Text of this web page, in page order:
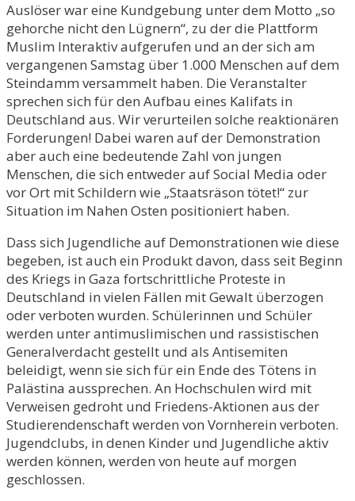
Auslöser war eine Kundgebung unter dem Motto „so
gehorche nicht den Lügnern“, zu der die Plattform
Muslim Interaktiv aufgerufen und an der sich am
vergangenen Samstag über 1.000 Menschen auf dem
Steindamm versammelt haben. Die Veranstalter
sprechen sich für den Aufbau eines Kalifats in
Deutschland aus. Wir verurteilen solche reaktionären
Forderungen! Dabei waren auf der Demonstration
aber auch eine bedeutende Zahl von jungen
Menschen, die sich entweder auf Social Media oder
vor Ort mit Schildern wie „Staatsräson tötet!“ zur
Situation im Nahen Osten positioniert haben.
Dass sich Jugendliche auf Demonstrationen wie diese
begeben, ist auch ein Produkt davon, dass seit Beginn
des Kriegs in Gaza fortschrittliche Proteste in
Deutschland in vielen Fällen mit Gewalt überzogen
oder verboten wurden. Schülerinnen und Schüler
werden unter antimuslimischen und rassistischen
Generalverdacht gestellt und als Antisemiten
beleidigt, wenn sie sich für ein Ende des Tötens in
Palästina aussprechen. An Hochschulen wird mit
Verweisen gedroht und Friedens-Aktionen aus der
Studierendenschaft werden von Vornherein verboten.
Jugendclubs, in denen Kinder und Jugendliche aktiv
werden können, werden von heute auf morgen
geschlossen.